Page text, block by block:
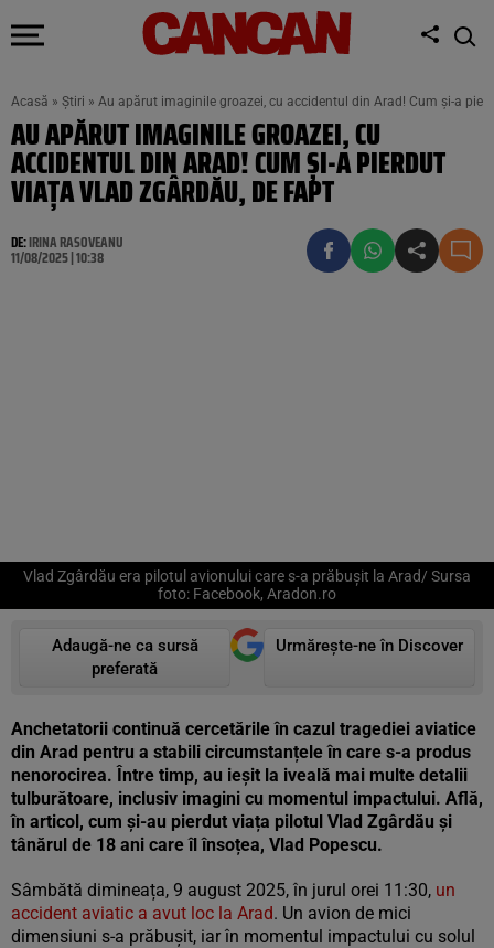
Acasă » Știri » Au apărut imaginile groazei, cu accidentul din Arad! Cum și-a
AU APĂRUT IMAGINILE GROAZEI, CU
ACCIDENTUL DIN ARAD! CUM ȘI-A PIERDUT
VIAȚA VLAD ZGÂRDĂU, DE FAPT
DE:IRINA RASOVEANU
11/08/2025 | 10:38
Vlad Zgârdău era pilotul avionului care s-a prăbușit la Arad/ Sursa
foto: Facebook, Aradon.ro
Adaugă-ne ca sursă
preferată
Urmărește-ne în Discover
Anchetatorii continuă cercetările în cazul tragediei aviatice
din Arad pentru a stabili circumstanțele în care s-a produs
nenorocirea. Între timp, au ieșit la iveală mai multe detalii
tulburătoare, inclusiv imagini cu momentul impactului. Află,
în articol, cum și-au pierdut viața pilotul Vlad Zgârdău și
tânărul de 18 ani care îl însoțea, Vlad Popescu.
Sâmbătă dimineața, 9 august 2025, în jurul orei 11:30, un
accident aviatic a avut loc la Arad. Un avion de mici
dimensiuni s-a prăbușit, iar în momentul impactului cu solul